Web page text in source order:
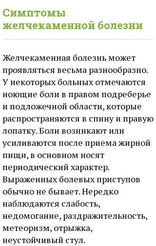
Симптомы
желчекаменной болезни
Желчекаменная болезнь может
проявляться весьма разнообразно.
У некоторых больных отмечаются
ноющие боли в правом подреберье
и подложечной области, которые
распространяются в спину и правую
лопатку. Боли возникают или
усиливаются после приема жирной
пищи, в основном носят
периодический характер.
Выраженных болевых приступов
обычно не бывает. Нередко
наблюдаются слабость,
недомогание, раздражительность,
метеоризм, отрыжка,
неустойчивый стул.